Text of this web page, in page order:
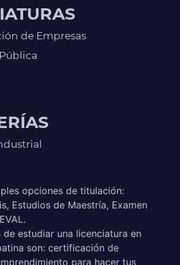
de Empresas
opciones de titulación:
Estudios de Maestría, Examen
estudiar una licenciatura en
son: certificación de
para hacer tus